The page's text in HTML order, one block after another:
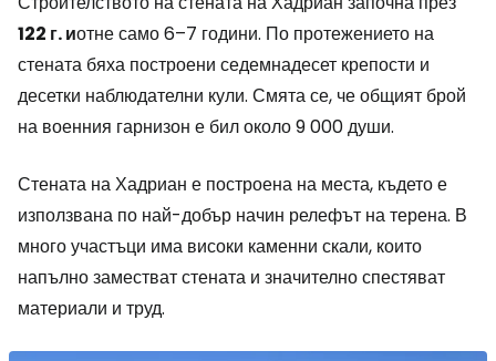
122 г. иотне само 6–7 години. По протежението на
стената бяха построени седемнадесет крепости и
десетки наблюдателни кули. Смята се, че общият брой
на военния гарнизон е бил около 9 000 души.
Стената на Хадриан е построена на места, където е
използвана по най-добър начин релефът на терена. В
много участъци има високи каменни скали, които
напълно заместват стената и значително спестяват
материали и труд.